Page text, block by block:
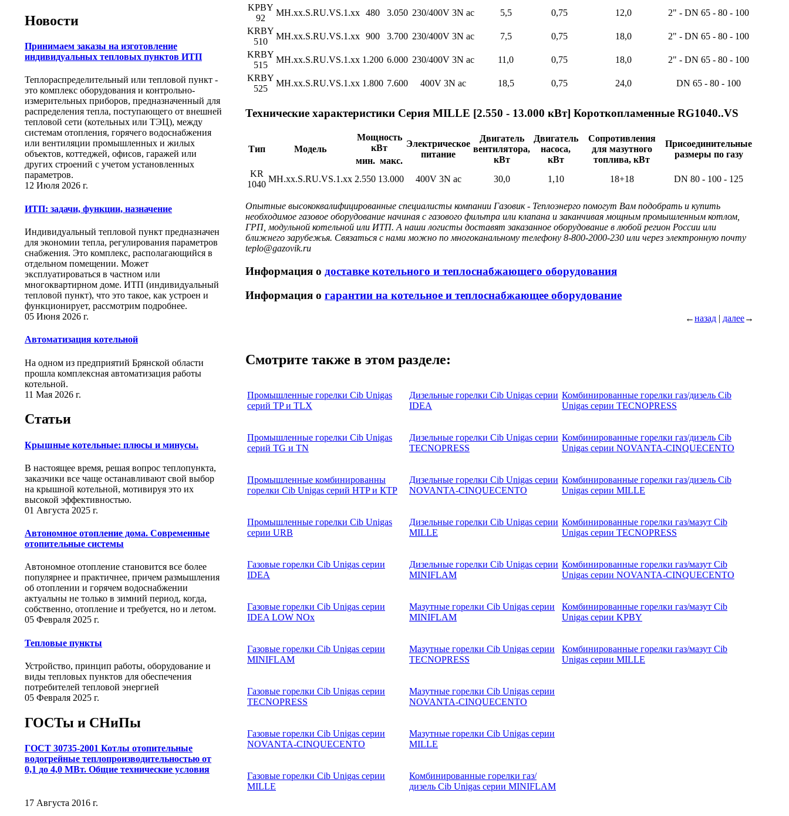
Новости
Принимаем заказы на изготовление
индивидуальных тепловых пунктов ИТП
Теплораспределительный или тепловой пункт -
это комплекс оборудования и контрольно-
измерительных приборов, предназначенный для
распределения тепла, поступающего от внешней
тепловой сети (котельных или ТЭЦ), между
системам отопления, горячего водоснабжения
или вентиляции промышленных и жилых
объектов, коттеджей, офисов, гаражей или
других строений с учетом установленных
параметров.
12 Июля 2026 г.
ИТП: задачи, функции, назначение
Индивидуальный тепловой пункт предназначен
для экономии тепла, регулирования параметров
снабжения. Это комплекс, располагающийся в
отдельном помещении. Может
эксплуатироваться в частном или
многоквартирном доме. ИТП (индивидуальный
тепловой пункт), что это такое, как устроен и
функционирует, рассмотрим подробнее.
05 Июня 2026 г.
Автоматизация котельной
На одном из предприятий Брянской области
прошла комплексная автоматизация работы
котельной.
11 Мая 2026 г.
Статьи
Крышные котельные: плюсы и минусы.
В настоящее время, решая вопрос теплопункта,
заказчики все чаще останавливают свой выбор
на крышной котельной, мотивируя это их
высокой эффективностью.
01 Августа 2025 г.
Автономное отопление дома. Современные
отопительные системы
Автономное отопление становится все более
популярнее и практичнее, причем размышления
об отоплении и горячем водоснабжении
актуальны не только в зимний период, когда,
собственно, отопление и требуется, но и летом.
05 Февраля 2025 г.
Тепловые пункты
Устройство, принцип работы, оборудование и
виды тепловых пунктов для обеспечения
потребителей тепловой энергией
05 Февраля 2025 г.
ГОСТы и СНиПы
ГОСТ 30735-2001 Котлы отопительные
водогрейные теплопроизводительностью от
0,1 до 4,0 МВт. Общие технические условия
17 Августа 2016 г.
KPBY
92
MH.xx.S.RU.VS.1.xx 480 3.050 230/400V 3N ac 5,5 0,75 12,0
2" - DN 65 - 80 - 100
KRBY
510
MH.xx.S.RU.VS.1.xx 900 3.700 230/400V 3N ac 7,5 0,75 18,0
2" - DN 65 - 80 - 100
KRBY
515
MH.xx.S.RU.VS.1.xx 1.200 6.000 230/400V 3N ac 11,0 0,75 18,0
2" - DN 65 - 80 - 100
KRBY
525
MH.xx.S.RU.VS.1.xx 1.800 7.600 400V 3N ac 18,5 0,75 24,0 DN 65 - 80 - 100
Технические характеристики Серия MILLE [2.550 - 13.000 кВт] Короткопламенные RG1040..VS
Тип Модель
Мощность
кВт
Электрическое
питание
Двигатель
вентилятора,
кВт
Двигатель
насоса,
кВт
Сопротивления
для мазутного
топлива, кВт
Присоединительные
размеры по газу
мин. макс.
KR
1040
MH.xx.S.RU.VS.1.xx 2.550 13.000 400V 3N ac 30,0 1,10 18+18 DN 80 - 100 - 125
Опытные высококвалифицированные специалисты компании Газовик - Теплоэнерго помогут Вам подобрать и купить
необходимое газовое оборудование начиная с газового фильтра или клапана и заканчивая мощным промышленным котлом,
ГРП, модульной котельной или ИТП. А наши логисты доставят заказанное оборудование в любой регион России или
ближнего зарубежья. Связаться с нами можно по многоканальному телефону 8-800-2000-230 или через электронную почту
teplo@gazovik.ru
Информация о доставке котельного и теплоснабжающего оборудования
Информация о гарантии на котельное и теплоснабжающее оборудование
←назад | далее→
Смотрите также в этом разделе:
Промышленные горелки Cib Unigas
серий TP и TLX
Дизельные горелки Cib Unigas серии
IDEA
Комбинированные горелки газ/дизель Cib
Unigas серии TECNOPRESS
Промышленные горелки Cib Unigas
серий TG и TN
Дизельные горелки Cib Unigas серии
TECNOPRESS
Комбинированные горелки газ/дизель Cib
Unigas серии NOVANTA-CINQUECENTO
Промышленные комбинированны
горелки Cib Unigas серий HTP и КTP
Дизельные горелки Cib Unigas серии
NOVANTA-CINQUECENTO
Комбинированные горелки газ/дизель Cib
Unigas серии MILLE
Промышленные горелки Cib Unigas
серии URB
Дизельные горелки Cib Unigas серии
MILLE
Комбинированные горелки газ/мазут Cib
Unigas серии TECNOPRESS
Газовые горелки Cib Unigas серии
IDEA
Дизельные горелки Cib Unigas серии
MINIFLAM
Комбинированные горелки газ/мазут Cib
Unigas серии NOVANTA-CINQUECENTO
Газовые горелки Cib Unigas серии
IDEA LOW NOx
Мазутные горелки Cib Unigas серии
MINIFLAM
Комбинированные горелки газ/мазут Cib
Unigas серии KPBY
Газовые горелки Cib Unigas серии
MINIFLAM
Мазутные горелки Cib Unigas серии
TECNOPRESS
Комбинированные горелки газ/мазут Cib
Unigas серии MILLE
Газовые горелки Cib Unigas серии
TECNOPRESS
Мазутные горелки Cib Unigas серии
NOVANTA-CINQUECENTO
Газовые горелки Cib Unigas серии
NOVANTA-CINQUECENTO
Мазутные горелки Cib Unigas серии
MILLE
Газовые горелки Cib Unigas серии
MILLE
Комбинированные горелки газ/
дизель Cib Unigas серии MINIFLAM